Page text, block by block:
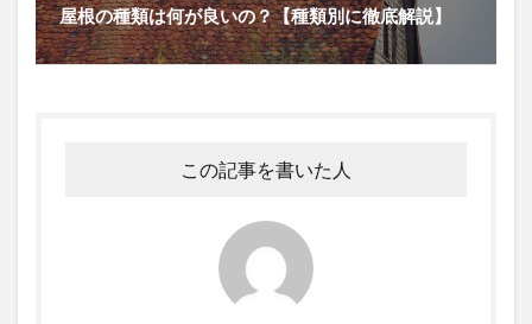
屋根の種類は何が良いの？【種類別に徹底解説】
この記事を書いた人